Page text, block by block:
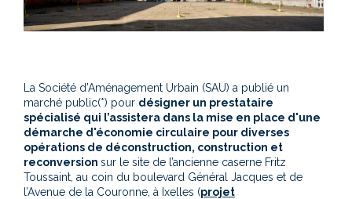
La Société d’Aménagement Urbain (SAU) a publié un
marché public(*) pour désigner un prestataire
spécialisé qui l’assistera dans la mise en place d'une
démarche d'économie circulaire pour diverses
opérations de déconstruction, construction et
reconversion sur le site de l’ancienne caserne Fritz
Toussaint, au coin du boulevard Général Jacques et de
l’Avenue de la Couronne, à Ixelles (projet